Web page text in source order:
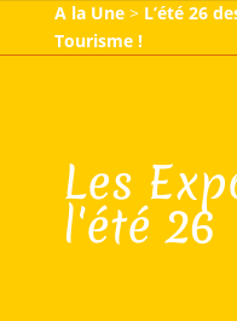
A la Une> L’été 26
Tourisme !
Les
l'été 26